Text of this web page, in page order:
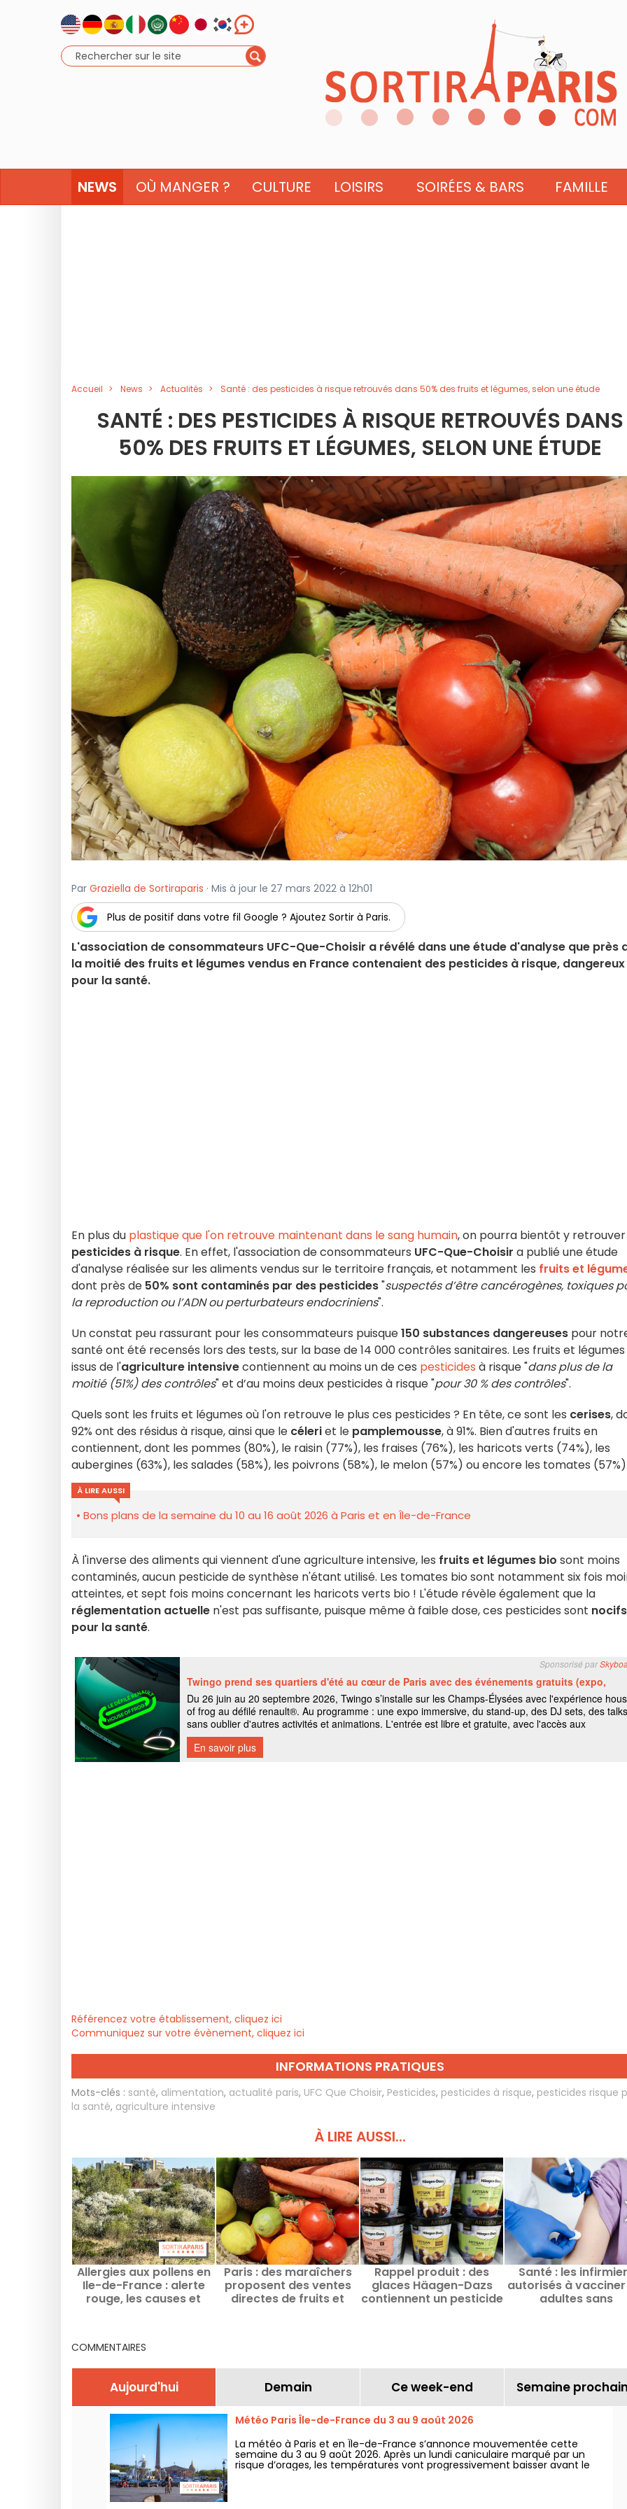
NEWS OÙ MANGER ? CULTURE LOISIRS SOIRÉES & BARS FAMILLE
Accueil News Actualités Santé : des pesticides à risque retrouvés dans 50% des fruits et légumes, selon une étude
SANTÉ : DES PESTICIDES À RISQUE RETROUVÉS DANS
50% DES FRUITS ET LÉGUMES, SELON UNE ÉTUDE
Par Graziella de Sortiraparis · Mis à jour le 27 mars 2022 à 12h01
Plus de positif dans votre fil Google ? Ajoutez Sortir à Paris.
L'association de consommateurs UFC-Que-Choisir a révélé dans une étude d'analyse que près
la moitié des fruits et légumes vendus en France contenaient des pesticides à risque, dangereux
pour la santé.
En plus du plastique que l'on retrouve maintenant dans le sang humain, on pourra bientôt y
pesticides à risque. En effet, l'association de consommateurs UFC-Que-Choisir a publié une étude
d'analyse réalisée sur les aliments vendus sur le territoire français, et notamment les fruits et
dont près de 50% sont contaminés par des pesticides"suspectés d’être cancérogènes, toxiques
la reproduction ou l’ADN ou perturbateurs endocriniens".
Un constat peu rassurant pour les consommateurs puisque150 substances dangereuses pour
santé ont été recensés lors des tests, sur la base de 14 000 contrôles sanitaires. Les fruits et légumes
issus de l'agriculture intensivecontiennent au moins un de ces pesticides à risque "dans plus de la
moitié (51%) des contrôles" et d’au moins deux pesticides à risque "pour 30 % des contrôles".
Quels sont les fruits et légumes où l'on retrouve le plus ces pesticides ? En tête, ce sont les cerises,
92% ont des résidus à risque, ainsi que le céleriet le pamplemousse, à 91%. Bien d'autres fruits en
contiennent, dont les pommes (80%), le raisin (77%), les fraises (76%), les haricots verts (74%), les
aubergines (63%), les salades (58%), les poivrons (58%), le melon (57%) ou encore les tomates
À LIRE AUSSI
Bons plans de la semaine du 10 au 16 août 2026 à Paris et en Île-de-France
À l'inverse des aliments qui viennent d'une agriculture intensive, les fruits et légumes bio sont moins
contaminés, aucun pesticide de synthèse n'étant utilisé. Les tomates bio sont notamment six fois
atteintes, et sept fois moins concernant les haricots verts bio ! L'étude révèle également que la
réglementation actuelle n'est pas suffisante, puisque même à faible dose, ces pesticides sont nocifs
pour la santé.
Référencez votre établissement, cliquez ici
Communiquez sur votre évènement, cliquez ici
INFORMATIONS PRATIQUES
Mots-clés : santé, alimentation, actualité paris, UFC Que Choisir, Pesticides, pesticides à risque, pesticides risque
la santé, agriculture intensive
À LIRE AUSSI...
Allergies aux pollens en
Ile-de-France : alerte
rouge, les causes et
Paris : des maraîchers
proposent des ventes
directes de fruits et
Rappel produit : des
glaces Häagen-Dazs
contiennent un pesticide
Santé : les
autorisés à
adultes sans
COMMENTAIRES
Aujourd'hui Demain Ce week-end Semaine
Météo Paris Île-de-France du 3 au 9 août 2026
La météo à Paris et en Île-de-France s’annonce mouvementée cette
semaine du 3 au 9 août 2026. Après un lundi caniculaire marqué par un
risque d’orages, les températures vont progressivement baisser avant le